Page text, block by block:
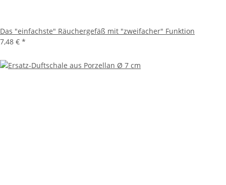
Das "einfachste" Räuchergefäß mit "zweifacher" Funktion
7,48 € *